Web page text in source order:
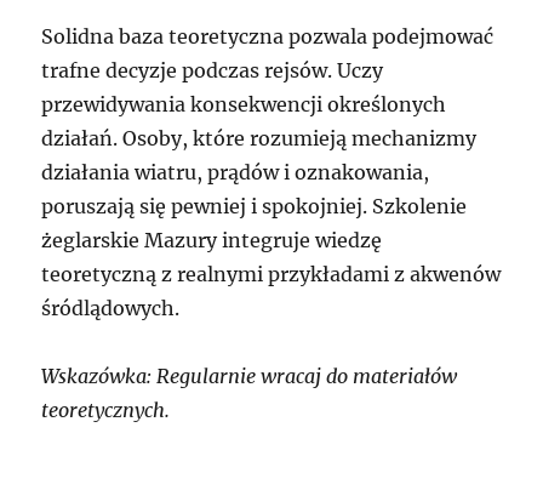
Solidna baza teoretyczna pozwala podejmować
trafne decyzje podczas rejsów. Uczy
przewidywania konsekwencji określonych
działań. Osoby, które rozumieją mechanizmy
działania wiatru, prądów i oznakowania,
poruszają się pewniej i spokojniej. Szkolenie
żeglarskie Mazury integruje wiedzę
teoretyczną z realnymi przykładami z akwenów
śródlądowych.
Wskazówka: Regularnie wracaj do materiałów
teoretycznych.